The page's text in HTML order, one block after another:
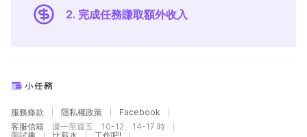
2. 完成任務賺取額外收入
服務條款 隱私權政策
Facebook
客服信箱
週一至週五 10-12、14-17 時